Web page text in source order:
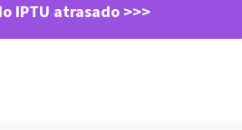
IPTU atrasado >>>